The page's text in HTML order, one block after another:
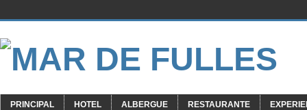
PRINCIPAL HOTEL ALBERGUE RESTAURANTE